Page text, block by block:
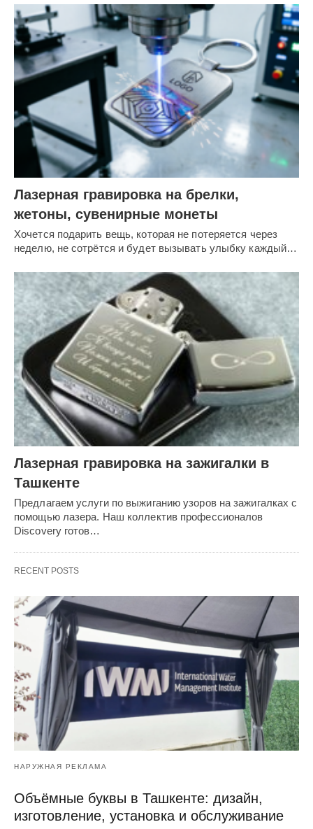
Лазерная гравировка на брелки,
жетоны, сувенирные монеты
Хочется подарить вещь, которая не потеряется через
неделю, не сотрётся и будет вызывать улыбку каждый…
Лазерная гравировка на зажигалки в
Ташкенте
Предлагаем услуги по выжиганию узоров на зажигалках с
помощью лазера. Наш коллектив профессионалов
Discovery готов…
RECENT POSTS
НАРУЖНАЯ РЕКЛАМА
Объёмные буквы в Ташкенте: дизайн,
изготовление, установка и обслуживание